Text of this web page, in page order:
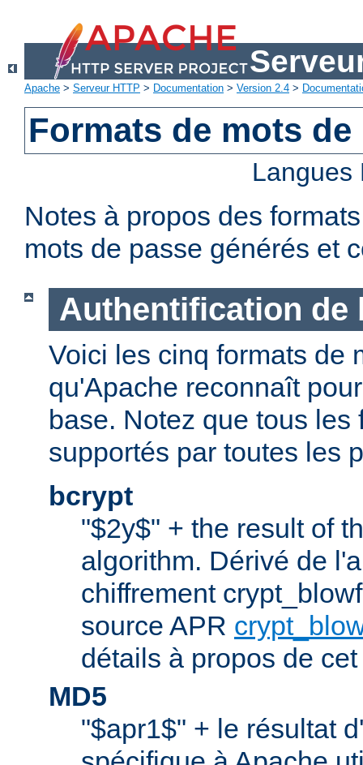
Apache > Serveur HTTP > Documentation > Version 2.4 >
Formats de mots de
Notes à propos des
mots de passe générés et
Authentification de
Voici les cinq formats de
qu'Apache reconnaît
base. Notez que tous les
supportés par toutes les
bcrypt
"$2y$" + the result of
algorithm. Dérivé de
chiffrement
source APR
détails à propos de
MD5
"$apr1$" + le résultat